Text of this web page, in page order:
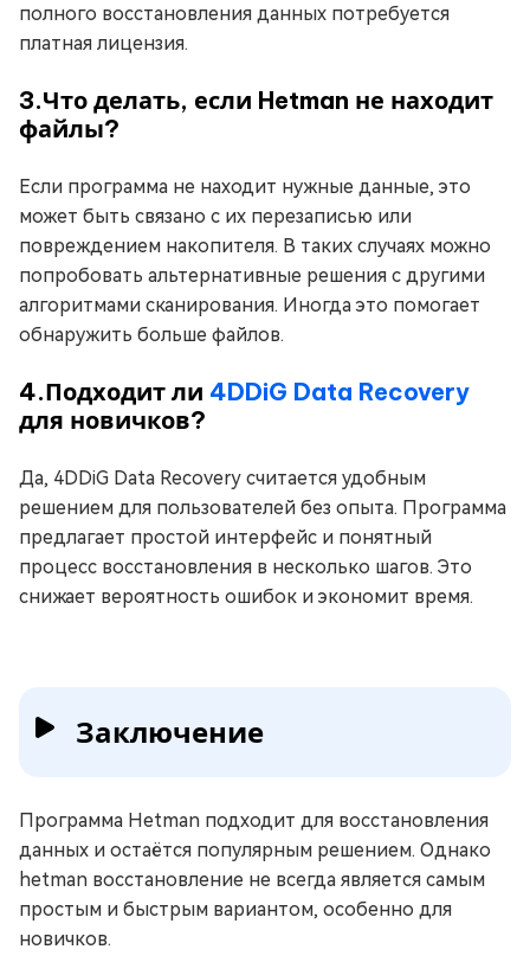
полного восстановления данных потребуется
платная лицензия.
3.Что делать, если Hetman не находит
файлы?
Если программа не находит нужные данные, это
может быть связано с их перезаписью или
повреждением накопителя. В таких случаях можно
попробовать альтернативные решения с другими
алгоритмами сканирования. Иногда это помогает
обнаружить больше файлов.
4.Подходит ли 4DDiG Data Recovery
для новичков?
Да, 4DDiG Data Recovery считается удобным
решением для пользователей без опыта. Программа
предлагает простой интерфейс и понятный
процесс восстановления в несколько шагов. Это
снижает вероятность ошибок и экономит время.
Заключение
Программа Hetman подходит для восстановления
данных и остаётся популярным решением. Однако
hetman восстановление не всегда является самым
простым и быстрым вариантом, особенно для
новичков.